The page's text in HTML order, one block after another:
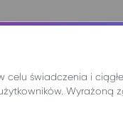
świadczenia i